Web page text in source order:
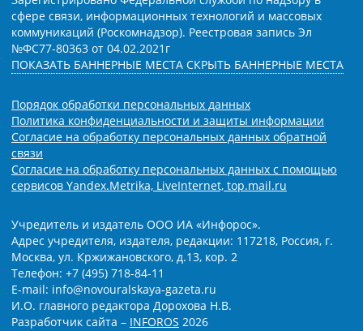
сфере связи, информационных технологий и массовых
коммуникаций (Роскомнадзор). Реестровая запись Эл
№ФС77-80363 от 04.02.2021г
ПОКАЗАТЬ БАННЕРНЫЕ МЕСТА СКРЫТЬ БАННЕРНЫЕ МЕСТА
Порядок обработки персональных данных
Политика конфиденциальности и защиты информации
Согласие на обработку персональных данных обратной
связи
Согласие на обработку персональных данных с помощью
сервисов Yandex.Metrika, LiveInternet, top.mail.ru
Учредитель и издатель ООО ИА «Инфорос».
Адрес учредителя, издателя, редакции: 117218, Россия, г.
Москва, ул. Кржижановского, д.13, кор. 2
Телефон: +7 (495) 718-84-11
E-mail: info@novouralskaya-gazeta.ru
И.О. главного редактора Дорохова Н.В.
Разработчик сайта – INFOROS 2026